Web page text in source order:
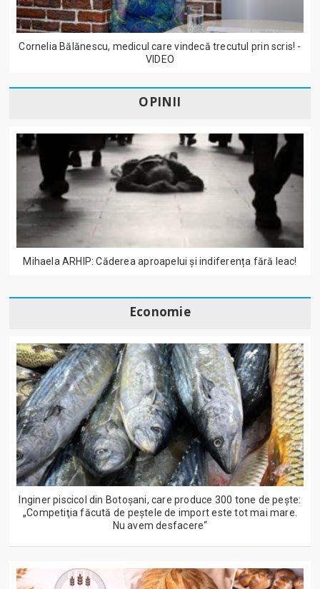
Cornelia Bălănescu, medicul care vindecă trecutul prin scris! -
VIDEO
OPINII
Mihaela ARHIP: Căderea aproapelui și indiferența fără leac!
Economie
Inginer piscicol din Botoşani, care produce 300 tone de peşte:
„Competiţia făcută de peştele de import este tot mai mare.
Nu avem desfacere“